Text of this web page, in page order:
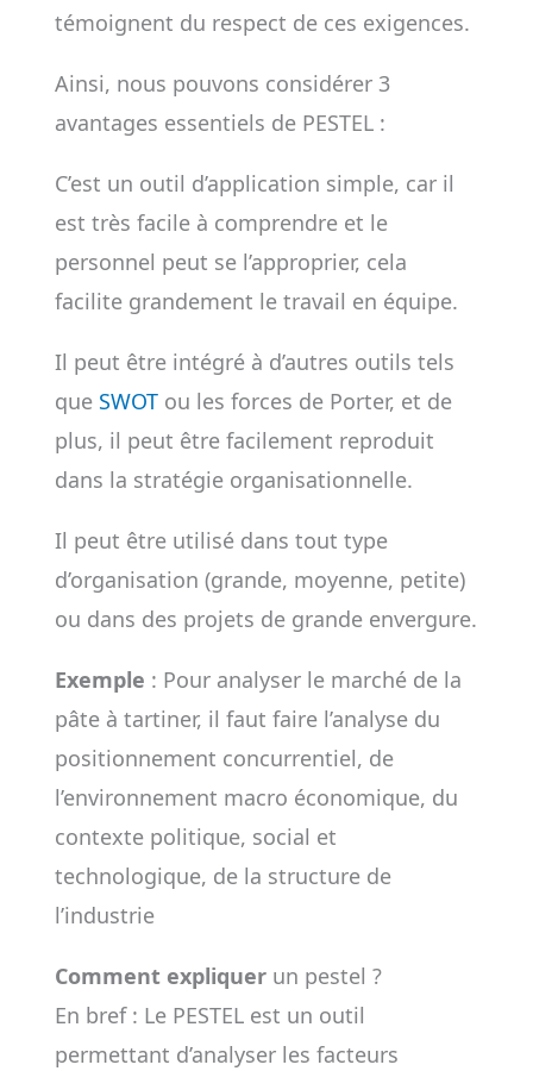
témoignent du respect de ces exigences.
Ainsi, nous pouvons considérer 3
avantages essentiels de PESTEL :
C’est un outil d’application simple, car il
est très facile à comprendre et le
personnel peut se l’approprier, cela
facilite grandement le travail en équipe.
Il peut être intégré à d’autres outils tels
que SWOTou les forces de Porter, et de
plus, il peut être facilement reproduit
dans la stratégie organisationnelle.
Il peut être utilisé dans tout type
d’organisation (grande, moyenne, petite)
ou dans des projets de grande envergure.
Exemple : Pour analyser le marché de la
pâte à tartiner, il faut faire l’analyse du
positionnement concurrentiel, de
l’environnement macro économique, du
contexte politique, social et
technologique, de la structure de
l’industrie
Comment expliquerun pestel ?
En bref : Le PESTEL est un outil
permettant d’analyser les facteurs